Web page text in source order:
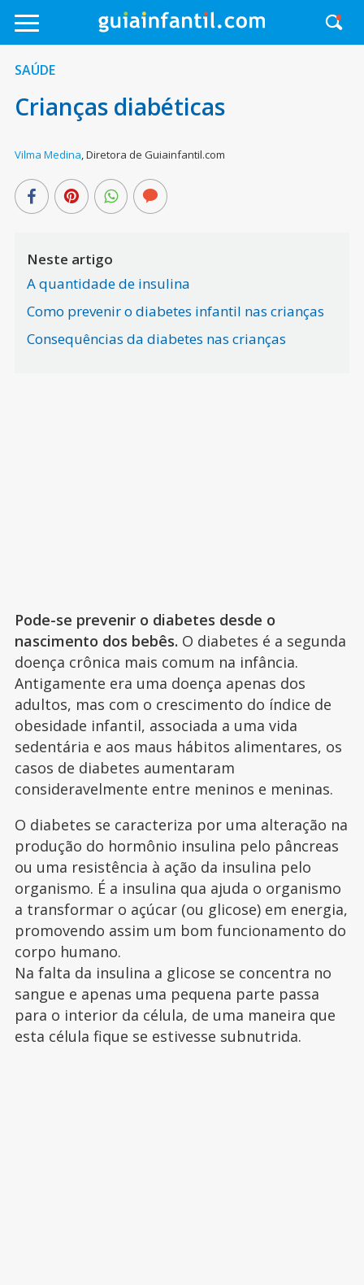
SAÚDE
Crianças diabéticas
Vilma Medina,Diretora de Guiainfantil.com
Neste artigo
A quantidade de insulina
Como prevenir o diabetes infantil nas crianças
Consequências da diabetes nas crianças
Pode-se prevenir o diabetes desde o
nascimento dos bebês. O diabetes é a segunda
doença crônica mais comum na infância.
Antigamente era uma doença apenas dos
adultos, mas com o crescimento do índice de
obesidade infantil, associada a uma vida
sedentária e aos maus hábitos alimentares, os
casos de diabetes aumentaram
consideravelmente entre meninos e meninas.
O diabetes se caracteriza por uma alteração na
produção do hormônio insulina pelo pâncreas
ou uma resistência à ação da insulina pelo
organismo. É a insulina qua ajuda o organismo
a transformar o açúcar (ou glicose) em energia,
promovendo assim um bom funcionamento do
corpo humano.
Na falta da insulina a glicose se concentra no
sangue e apenas uma pequena parte passa
para o interior da célula, de uma maneira que
esta célula fique se estivesse subnutrida.